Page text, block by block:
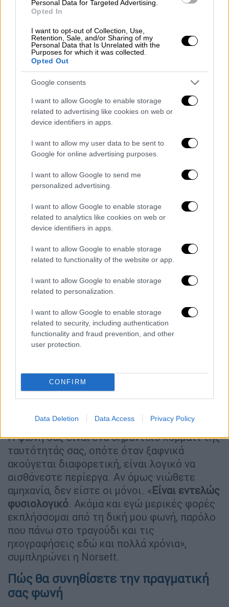
Personal Data for Targeted Advertising.
Opted In
I want to opt-out of Collection, Use,
Retention, Sale, and/or Sharing of my
Personal Data that Is Unrelated with the
Purposes for which it was collected.
Opted Out
Google consents
I want to allow Google to enable storage
related to advertising like cookies on web or
device identifiers in apps.
I want to allow my user data to be sent to
Google for online advertising purposes.
I want to allow Google to send me
personalized advertising.
I want to allow Google to enable storage
related to analytics like cookies on web or
device identifiers in apps.
I want to allow Google to enable storage
related to functionality of the website or app.
I want to allow Google to enable storage
related to personalization.
I want to allow Google to enable storage
related to security, including authentication
functionality and fraud prevention, and other
user protection.
CONFIRM
Data Deletion Data Access Privacy Policy
μουσική
Είναι φυσιολογικό να μην σου αρέσει!
ηχογραφήσεις, η φωνή σας μπορεί να
.
καλλιτέχνιδα και έχει ακούσει τον εαυτό της
Χρειάστηκε χρόνος για να συνηθίσω τον
τρόπο με τον οποίο οι άλλοι ακούν τη φωνή
μου», λέει. «Έπρεπε μάλιστα να ζητήσω από
ανθρώπους γύρω μου να μου επιβεβαιώσουν
ότι η φωνή μου ακούγεται όντως καλά». Με
τον καιρό, συνήθισε και τις δύο εκδοχές:
αυτή που ακούει εσωτερικά και εκείνη που
Η Berg σημειώνει ότι είναι πολύ
συνηθισμένο για τους τραγουδιστές να
νιώθουν περίεργα όταν ακούν τον εαυτό
αυτή η δυσφορία προέρχεται από τοχάσμα
ανάμεσα σε αυτό που νομίζουμε ότι
ακουγόμαστε και στο πώς ακουγόμαστε στην
πραγματικότητα.
Η φωνή σας είναι ένα σημαντικό κομμάτι της
ταυτότητάς σας, οπότε όταν ξαφνικά
ακούγεται διαφορετική, είναι λογικό να
αισθάνεστε περίεργα. Αν όμως νιώθετε
αμηχανία, δεν είστε οι μόνοι. «Είναι εντελώς
φυσιολογικό. Ακόμα και εγώ μερικές φορές
εκπλήσσομαι από τη δική μου φωνή, παρόλο
που πάνω στο τραγούδι και τις
ηχογραφήσεις εδώ και πολλά χρόνια»,
συμπληρώνει η Norsett.
Πώς θα συνηθίσετε την πραγματική
σας φωνή